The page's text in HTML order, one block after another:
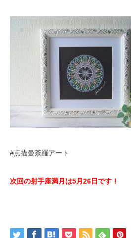
#点描曼荼羅アート
次回の射手座満月は5月26日です！